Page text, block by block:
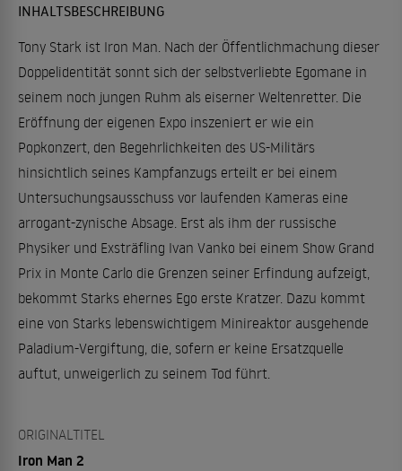
INHALTSBESCHREIBUNG
Tony Stark ist Iron Man. Nach der Öffentlichmachung dieser
Doppelidentität sonnt sich der selbstverliebte Egomane in
seinem noch jungen Ruhm als eiserner Weltenretter. Die
Eröffnung der eigenen Expo inszeniert er wie ein
Popkonzert, den Begehrlichkeiten des US-Militärs
hinsichtlich seines Kampfanzugs erteilt er bei einem
Untersuchungsausschuss vor laufenden Kameras eine
arrogant-zynische Absage. Erst als ihm der russische
Physiker und Exsträfling Ivan Vanko bei einem Show Grand
Prix in Monte Carlo die Grenzen seiner Erfindung aufzeigt,
bekommt Starks ehernes Ego erste Kratzer. Dazu kommt
eine von Starks lebenswichtigem Minireaktor ausgehende
Paladium-Vergiftung, die, sofern er keine Ersatzquelle
auftut, unweigerlich zu seinem Tod führt.
ORIGINALTITEL
Iron Man 2